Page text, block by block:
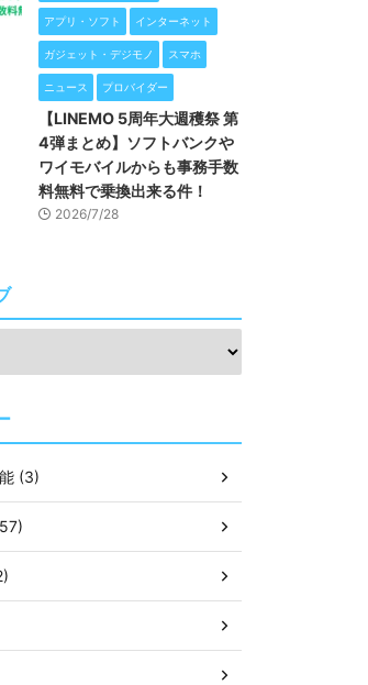
アプリ・ソフト インターネット
ガジェット・デジモノ スマホ
ニュース プロバイダー
【LINEMO 5周年大週穫祭 第
4弾まとめ】ソフトバンクや
ワイモバイルからも事務手数
料無料で乗換出来る件！
2026/7/28
(3)